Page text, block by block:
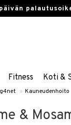
Fitness Koti &
» Kauneudenhoito
&